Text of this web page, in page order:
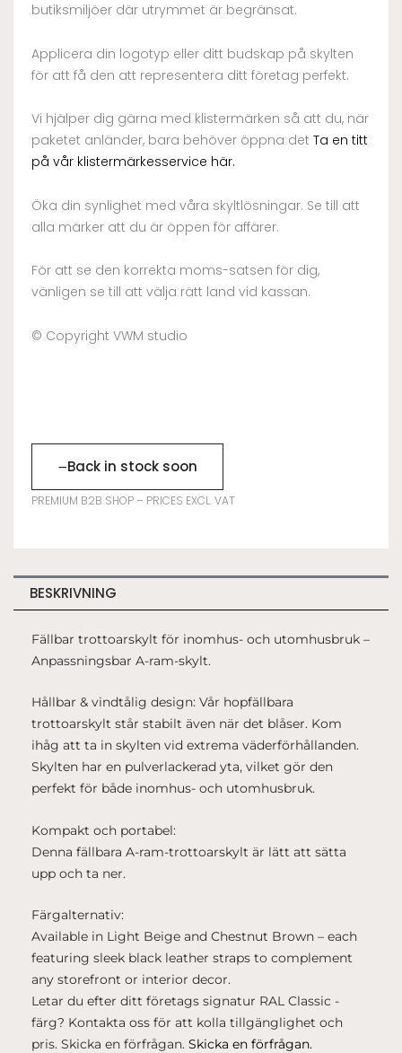
butiksmiljöer där utrymmet är begränsat.
Applicera din logotyp eller ditt budskap på skylten
för att få den att representera ditt företag perfekt.
Vi hjälper dig gärna med klistermärken så att du, när
paketet anländer, bara behöver öppna det Ta en titt
på vår klistermärkesservice här.
Öka din synlighet med våra skyltlösningar. Se till att
alla märker att du är öppen för affärer.
För att se den korrekta moms-satsen för dig,
vänligen se till att välja rätt land vid kassan.
© Copyright VWM studio
−Back in stock soon
PREMIUM B2B SHOP – PRICES EXCL. VAT
BESKRIVNING
Fällbar trottoarskylt för inomhus- och utomhusbruk –
Anpassningsbar A-ram-skylt.
Hållbar & vindtålig design: Vår hopfällbara
trottoarskylt står stabilt även när det blåser. Kom
ihåg att ta in skylten vid extrema väderförhållanden.
Skylten har en pulverlackerad yta, vilket gör den
perfekt för både inomhus- och utomhusbruk.
Kompakt och portabel:
Denna fällbara A-ram-trottoarskylt är lätt att sätta
upp och ta ner.
Färgalternativ:
Available in Light Beige and Chestnut Brown – each
featuring sleek black leather straps to complement
any storefront or interior decor.
Letar du efter ditt företags signatur RAL Classic -
färg? Kontakta oss för att kolla tillgänglighet och
pris. Skicka en förfrågan. Skicka en förfrågan.